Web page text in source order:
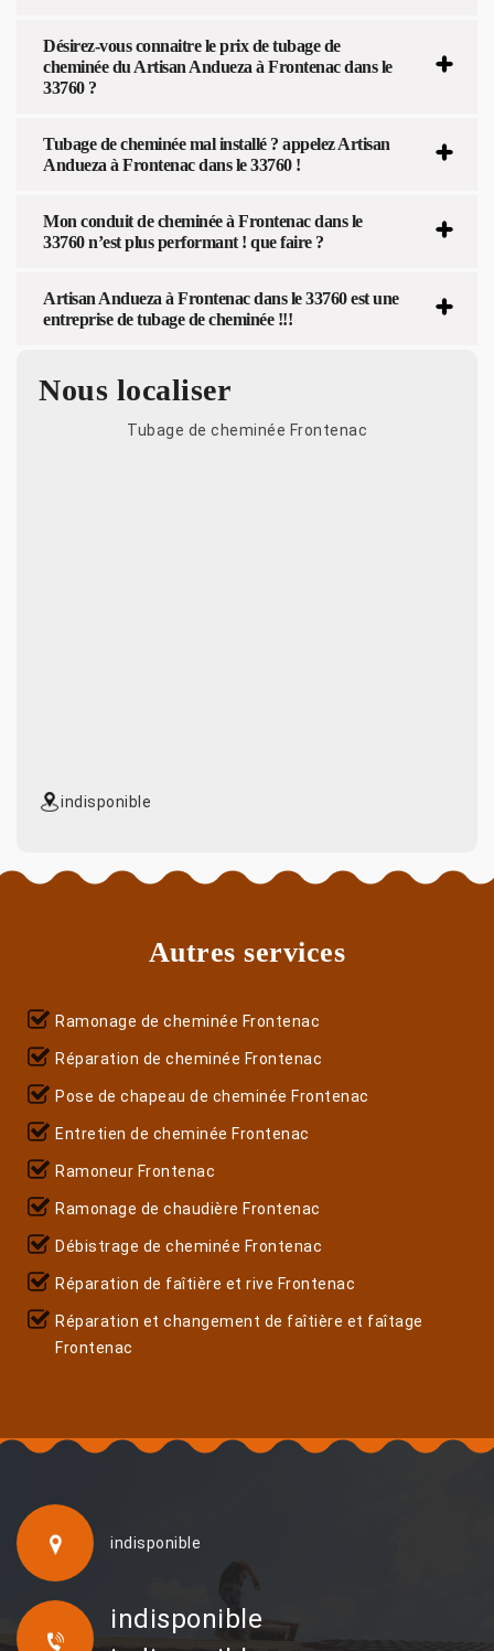
Désirez-vous connaitre le prix de tubage de
cheminée du Artisan Andueza à Frontenac dans le
33760 ?
Tubage de cheminée mal installé ? appelez Artisan
Andueza à Frontenac dans le 33760 !
Mon conduit de cheminée à Frontenac dans le
33760 n’est plus performant ! que faire ?
Artisan Andueza à Frontenac dans le 33760 est une
entreprise de tubage de cheminée !!!
Nous localiser
Tubage de cheminée Frontenac
indisponible
Autres services
Ramonage de cheminée Frontenac
Réparation de cheminée Frontenac
Pose de chapeau de cheminée Frontenac
Entretien de cheminée Frontenac
Ramoneur Frontenac
Ramonage de chaudière Frontenac
Débistrage de cheminée Frontenac
Réparation de faîtière et rive Frontenac
Réparation et changement de faîtière et faîtage
Frontenac
indisponible
indisponible